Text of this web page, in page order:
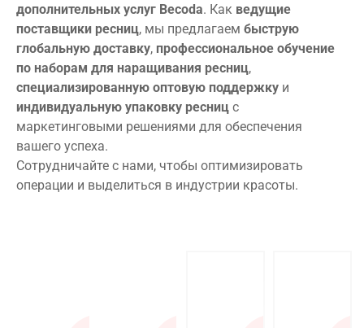
дополнительных услуг Becoda. Как ведущие
поставщики ресниц, мы предлагаем быструю
глобальную доставку, профессиональное обучение
по наборам для наращивания ресниц,
специализированную оптовую поддержку и
индивидуальную упаковку ресниц с
маркетинговыми решениями для обеспечения
вашего успеха.
Сотрудничайте с нами, чтобы оптимизировать
операции и выделиться в индустрии красоты.